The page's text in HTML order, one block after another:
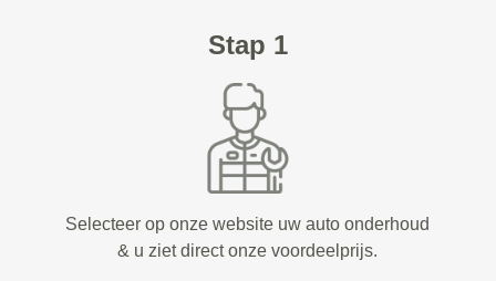
Stap 1
Selecteer op onze website uw auto onderhoud
& u ziet direct onze voordeelprijs.